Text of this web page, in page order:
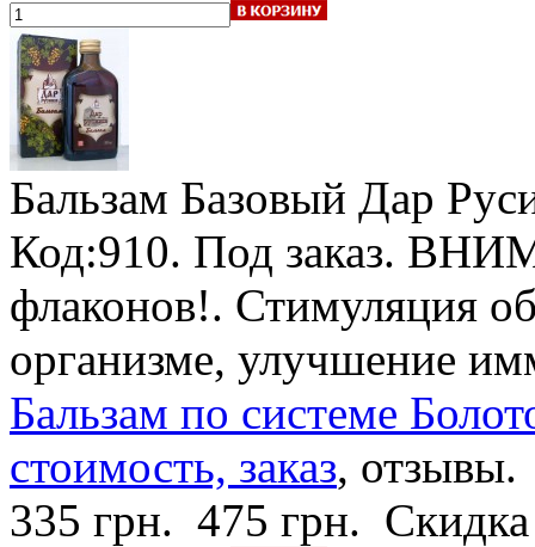
Бальзам Базовый Дар
Код:910. Под заказ.
флаконов!. Стимуляция
организме, улучшение
Бальзам по системе
стоимость, заказ, отзывы.
335 грн. 475 грн.